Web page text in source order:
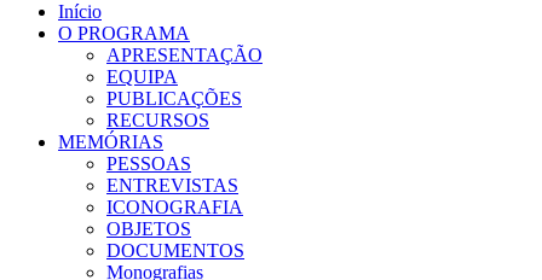
Início
O PROGRAMA
APRESENTAÇÃO
EQUIPA
PUBLICAÇÕES
RECURSOS
MEMÓRIAS
PESSOAS
ENTREVISTAS
ICONOGRAFIA
OBJETOS
DOCUMENTOS
Monografias